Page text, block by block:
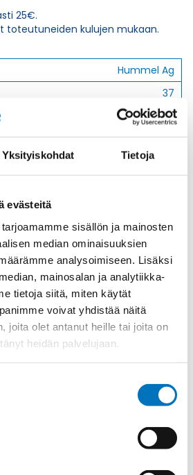
Yksityiskohdat Tietoja
evästeitä
sisällön ja mainosten
median ominaisuuksien
analysoimiseen. Lisäksi
mainosalan ja analytiikka-
tietoja siitä, miten käytät
voivat yhdistää näitä
joita olet antanut heille tai joita on
heidän palvelujaan.
25€.
toteutuneiden kulujen mukaan.
Hummel Ag
37
9
HSK-M-EMC-Ex
EC000441
M 50 x 1,5
RoHS;M
-20
'-20°C to +95°C
57
II 1D Ex ta IIIC Da;II 2G Ex eb IIC Gb
CE;CSA;IECEx;EAC;ATEX;DNV-